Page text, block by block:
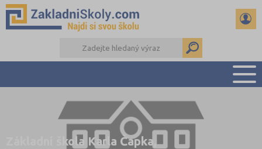
PŘEHLED ŠKOL
PŘIJÍMAČKY NA SŠ
RADY A ČLÁNKY
Základní škola Karla Čapka,